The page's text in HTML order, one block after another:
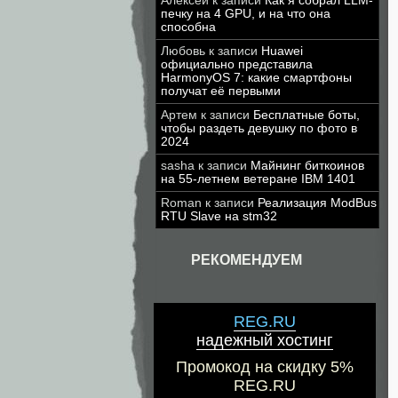
печку на 4 GPU, и на что она
способна
Любовь к записи Huawei
официально представила
HarmonyOS 7: какие смартфоны
получат её первыми
Артем к записи Бесплатные боты,
чтобы раздеть девушку по фото в
2024
sasha к записи Майнинг биткоинов
на 55-летнем ветеране IBM 1401
Roman к записи Реализация ModBus
RTU Slave на stm32
РЕКОМЕНДУЕМ
REG.RU
надежный хостинг
Промокод на скидку 5%
REG.RU